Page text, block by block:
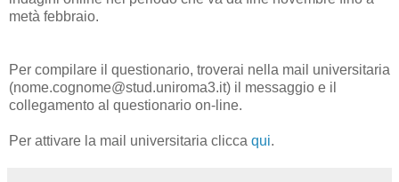
metà febbraio.
Per compilare il questionario, troverai nella mail universitaria
(nome.cognome@stud.uniroma3.it) il messaggio e il
collegamento al questionario on-line.
Per attivare la mail universitaria clicca qui.